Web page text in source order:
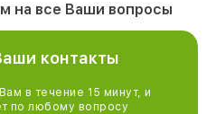
на все Ваши вопросы
контакты
в течение 15 минут, и
по любому вопросу